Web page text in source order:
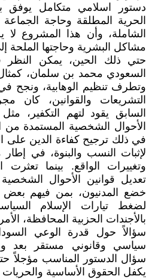
دستور اسلامي متكامل يوفق
الحرية المطلقة وحاجة الجماعة
الشاملة، وأن هذا المشروع
مشاكل البشرية وحاجتها الملحة
حتي ذلك الحين، يمكن النظر
السعودي محمد بن سلمان،
وتطرف تنظيم الوهابية، ونجح
التشريعات والقوانين، كان
السابق يقود لتهم التكفير،
الأحوال الشخصية المستمدة من
في ذلك ترجيح كفاءة الدين على
لإثبات النسب والبنوة، في إطار
وتغييرات الواقع. بينما تعثرت
تعديل قوانين الأحوال
خضع المدنيون، بمن فيهم بعض
لضغط تيارات الإسلام
بالأجندات الحزبية المحافظة،
سؤالاً حول قدرة الوعي
سياسي وقانوني مستقر
سؤال الدستور المناسب مؤجلاً
يكفل الحقوق الأساسية والحريات